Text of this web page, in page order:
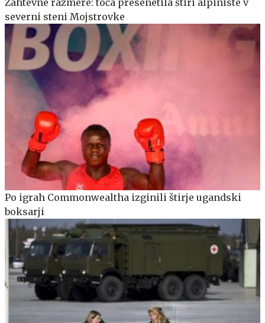
Zahtevne razmere: toča presenetila štiri alpiniste v
severni steni Mojstrovke
Po igrah Commonwealtha izginili štirje ugandski
boksarji